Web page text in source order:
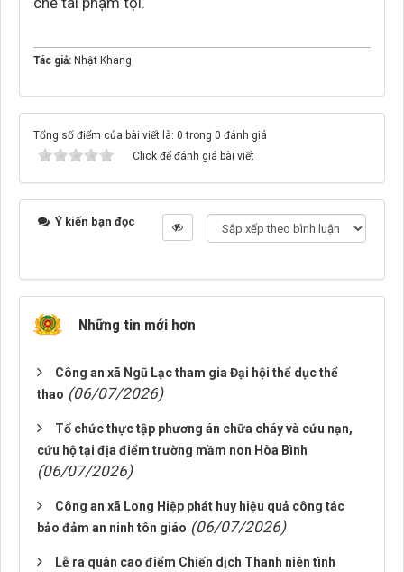
Tác giả: Nhật Khang
Tổng số điểm của bài viết là: 0 trong 0 đánh giá
Click để đánh giá bài viết
Ý kiến bạn đọc
Những tin mới hơn
Công an xã Ngũ Lạc tham gia Đại hội thể dục thể
thao (06/07/2026)
Tổ chức thực tập phương án chữa cháy và cứu nạn,
cứu hộ tại địa điểm trường mầm non Hòa Bình
(06/07/2026)
Công an xã Long Hiệp phát huy hiệu quả công tác
bảo đảm an ninh tôn giáo (06/07/2026)
Lễ ra quân cao điểm Chiến dịch Thanh niên tình